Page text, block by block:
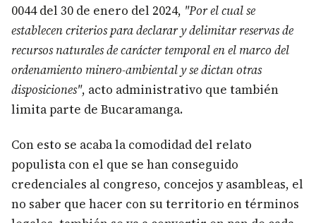
0044 del 30 de enero del 2024, "Por el cual se
establecen criterios para declarar y delimitar reservas de
recursos naturales de carácter temporal en el marco del
ordenamiento minero-ambiental y se dictan otras
disposiciones", acto administrativo que también
limita parte de Bucaramanga.
Con esto se acaba la comodidad del relato
populista con el que se han conseguido
credenciales al congreso, concejos y asambleas, el
no saber que hacer con su territorio en términos